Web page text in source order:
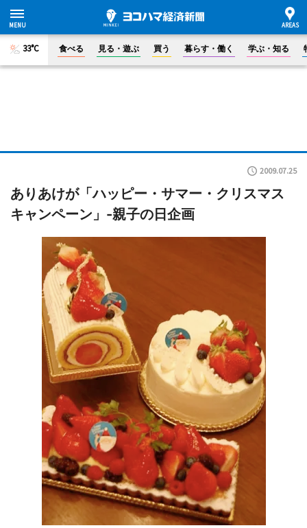
33°C 食べる 見る・遊ぶ 買う 暮らす・働く 学ぶ・知る
2009.07.25
ありあけが「ハッピー・サマー・クリスマス
キャンペーン」-親子の日企画